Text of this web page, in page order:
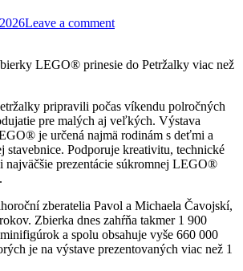
Leave a comment
LEGO® prinesie do Petržalky viac než
pripravili počas víkendu polročných
pre malých aj veľkých. Výstava
je určená najmä rodinám s deťmi a
stavebnice. Podporuje kreativitu, technické
najväčšie prezentácie súkromnej LEGO®
zberatelia Pavol a Michaela Čavojskí,
Zbierka dnes zahŕňa takmer 1 900
a spolu obsahuje vyše 660 000
je na výstave prezentovaných viac než 1